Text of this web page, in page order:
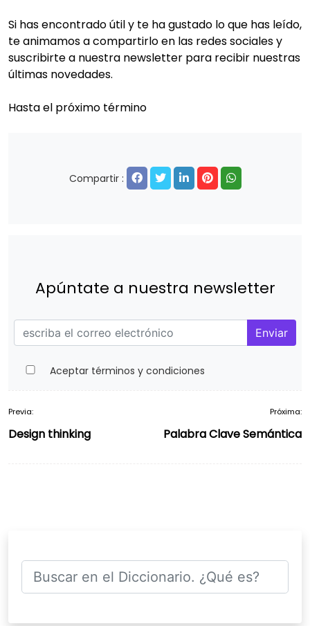
Si has encontrado útil y te ha gustado lo que has leído,
te animamos a compartirlo en las redes sociales y
suscribirte a nuestra newsletter para recibir nuestras
últimas novedades.
Hasta el próximo término
Compartir :
Apúntate a nuestra newsletter
Enviar
Aceptar términos y condiciones
Navegación
Previa:
Design thinking
Próxima:
Palabra Clave Semántica